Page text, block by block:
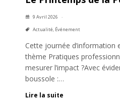
9 Avril 2026
Actualité, Événement
Cette journée d’information
thème Pratiques
mesurer l’impact ?Avec
boussole :…
Lire la suite